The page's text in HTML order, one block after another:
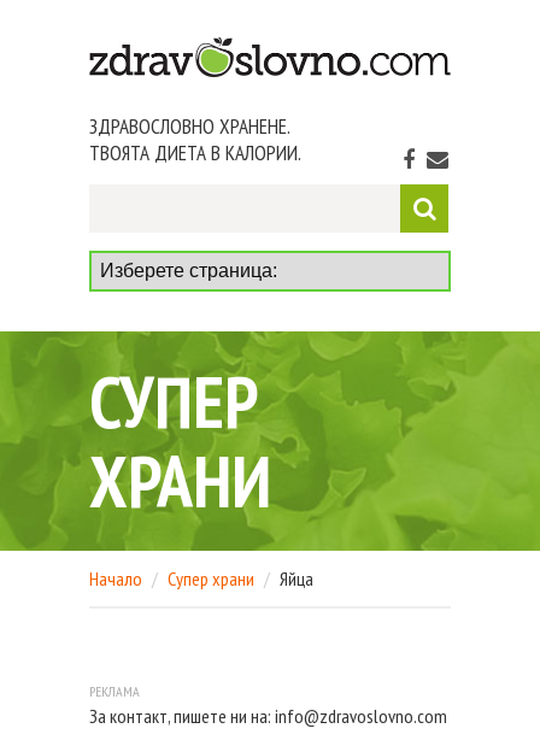
ЗДРАВОСЛОВНО ХРАНЕНЕ.
ТВОЯТА ДИЕТА В КАЛОРИИ.
СУПЕР
ХРАНИ
Начало Супер храни Яйца
За контакт, пишете ни на: info@zdravoslovno.com